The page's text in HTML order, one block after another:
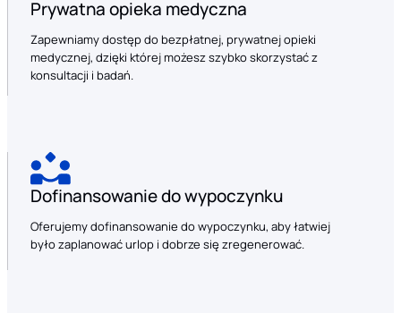
Prywatna opieka medyczna
Zapewniamy dostęp do bezpłatnej, prywatnej opieki
medycznej, dzięki której możesz szybko skorzystać z
konsultacji i badań.
Dofinansowanie do wypoczynku
Oferujemy dofinansowanie do wypoczynku, aby łatwiej
było zaplanować urlop i dobrze się zregenerować.